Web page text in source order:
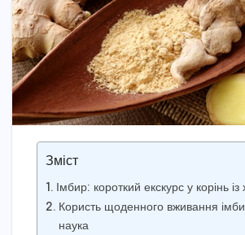
Зміст
Імбир: короткий екскурс у корінь
Користь щоденного вживання
наука